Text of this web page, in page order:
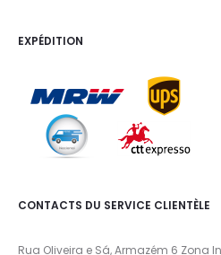
EXPÉDITION
CONTACTS DU SERVICE CLIENTÈLE
Rua Oliveira e Sá, Armazém 6 Zona